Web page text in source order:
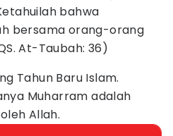
bahwa
bersama orang-orang
At-Taubah: 36)
Tahun Baru Islam.
Muharram adalah
Allah.